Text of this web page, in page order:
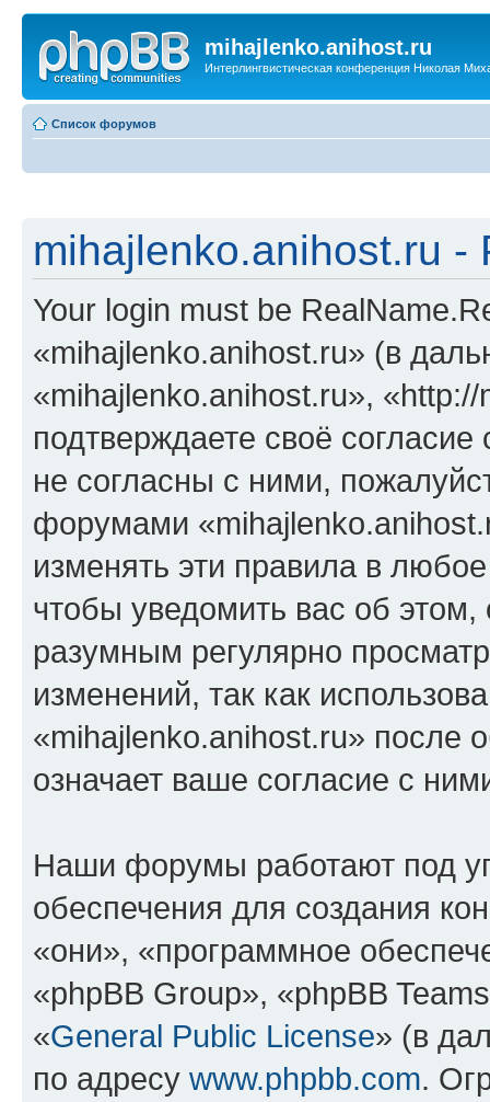
mihajlenko.anihost.ru
Интерлингвистическая конференция Николая
Список форумов
mihajlenko.anihost.ru -
Your login must be
«mihajlenko.anihost.ru» (в
«mihajlenko.anihost.ru»,
подтверждаете своё
не согласны с ними,
форумами
изменять эти правила в
чтобы уведомить вас об
разумным регулярно
изменений, так как
«mihajlenko.anihost.ru» после
означает ваше согласие с
Наши форумы работают под
обеспечения для создания
«они», «программное
«phpBB Group», «phpBB
«General Public License» (в
по адресу www.phpbb.com.